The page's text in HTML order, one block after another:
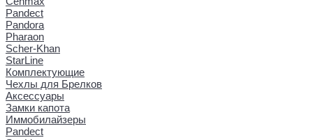
Pandect
Pandora
Pharaon
Scher-Khan
StarLine
Комплектующие
Чехлы для Брелков
Аксессуары
Замки капота
Иммобилайзеры
Pandect